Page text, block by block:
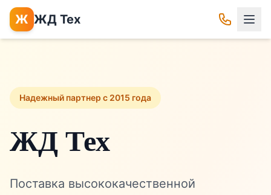
Ж ЖД Тех
Надежный партнер с 2015 года
ЖД Тех
Поставка высококачественной